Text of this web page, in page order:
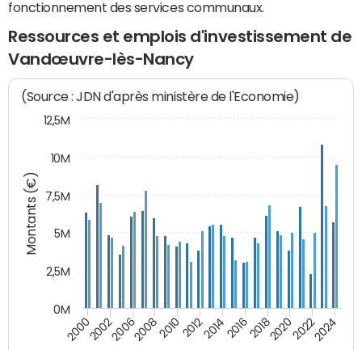
fonctionnement des services communaux.
Ressources et emplois d'investissement de
Vandœuvre-lès-Nancy
Montants (€)
(Source : JDN d'après ministère de l'Economie)
200020022006200820102012201420162018202020222024
0M
2,5M
5M
7,5M
10M
12,5M